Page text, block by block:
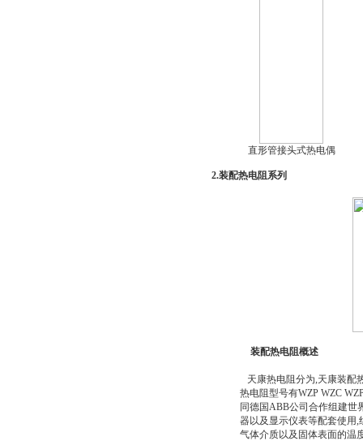
直形管接头式热电偶
2.装配热电阻系列
装配热电阻概述
天康热电阻分为,天康装配
热电阻型号有WZP WZC
同德国ABB公司合作组建世
器以及显示仪表等配套使用
气体介质以及固体表面的温